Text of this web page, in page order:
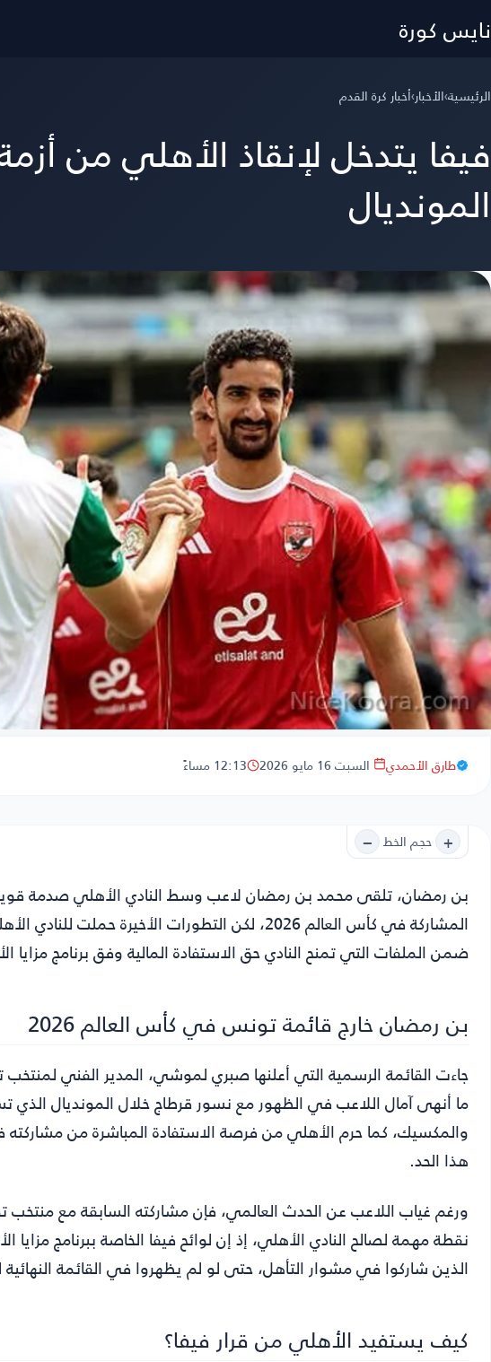
نايس كورة
الرئيسية›الأخبار›أخبار كرة القدم
فيفا يتدخل لإنقاذ الأهلي من
المونديال
طارق الأحمدي السبت 16 مايو 2026 12:13 مساءً
+ حجم الخط −
بن رمضان، تلقى محمد بن رمضان لاعب وسط النادي الأهلي صدمة
المشاركة في كأس العالم 2026، لكن التطورات
ضمن الملفات التي تمنح النادي حق الاستفادة المالية وفق برنامج مزايا
بن رمضان خارج قائمة تونس في كأس العالم 2026
جاءت القائمة الرسمية التي أعلنها صبري لموشي، المدير الفني
ما أنهى آمال اللاعب في الظهور مع نسور قرطاج خلال المونديال الذي
والمكسيك، كما حرم الأهلي من فرصة الاستفادة المباشرة من مشاركته
هذا الحد.
ورغم غياب اللاعب عن الحدث العالمي، فإن مشاركته السابقة مع
نقطة مهمة لصالح النادي الأهلي، إذ إن لوائح فيفا الخاصة ببرنامج مزايا
الذين شاركوا في مشوار التأهل، حتى لو لم يظهروا في القائمة النهائية
كيف يستفيد الأهلي من قرار فيفا؟